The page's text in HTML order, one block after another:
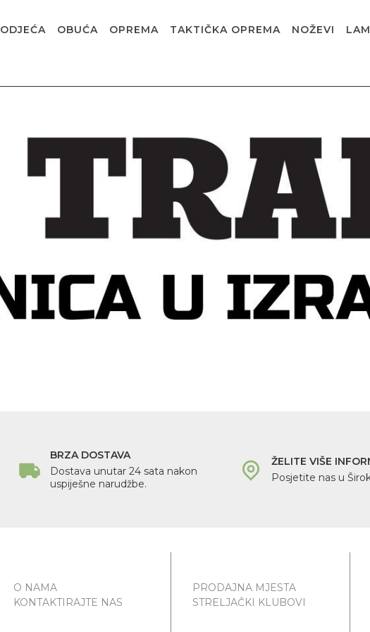
ODJEĆA OBUĆA OPREMA TAKTIČKA OPREMA NOŽEVI
BRZA DOSTAVA
Dostava unutar 24 sata nakon
uspiješne narudžbe.
ŽELITE VIŠE
Posjetite nas u
O NAMA
KONTAKTIRAJTE NAS
PRODAJNA MJESTA
STRELJAČKI KLUBOVI